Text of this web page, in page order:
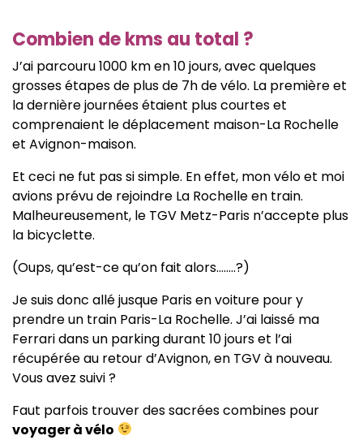
Combien de kms au total ?
J’ai parcouru 1000 km en 10 jours, avec quelques
grosses étapes de plus de 7h de vélo. La première et
la dernière journées étaient plus courtes et
comprenaient le déplacement maison-La Rochelle
et Avignon-maison.
Et ceci ne fut pas si simple. En effet, mon vélo et moi
avions prévu de rejoindre La Rochelle en train.
Malheureusement, le TGV Metz-Paris n’accepte plus
la bicyclette.
(Oups, qu’est-ce qu’on fait alors……..?)
Je suis donc allé jusque Paris en voiture pour y
prendre un train Paris-La Rochelle. J’ai laissé ma
Ferrari dans un parking durant 10 jours et l’ai
récupérée au retour d’Avignon, en TGV à nouveau.
Vous avez suivi ?
Faut parfois trouver des sacrées combines pour
voyager à vélo